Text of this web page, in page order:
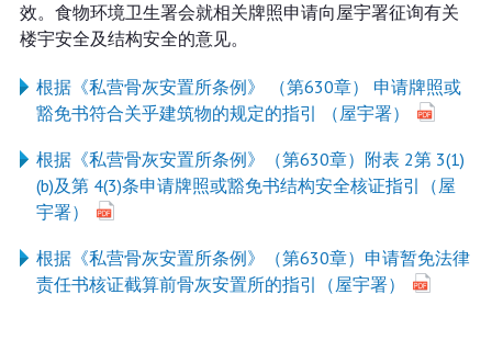
效。食物环境卫生署会就相关牌照申请向屋宇署征询有关
楼宇安全及结构安全的意见。
根据《私营骨灰安置所条例》 （第630章） 申请牌照或
豁免书符合关乎建筑物的规定的指引 （屋宇署）
根据《私营骨灰安置所条例》（第630章）附表 2第 3(1)
(b)及第 4(3)条申请牌照或豁免书结构安全核证指引（屋
宇署）
根据《私营骨灰安置所条例》（第630章）申请暂免法律
责任书核证截算前骨灰安置所的指引（屋宇署）